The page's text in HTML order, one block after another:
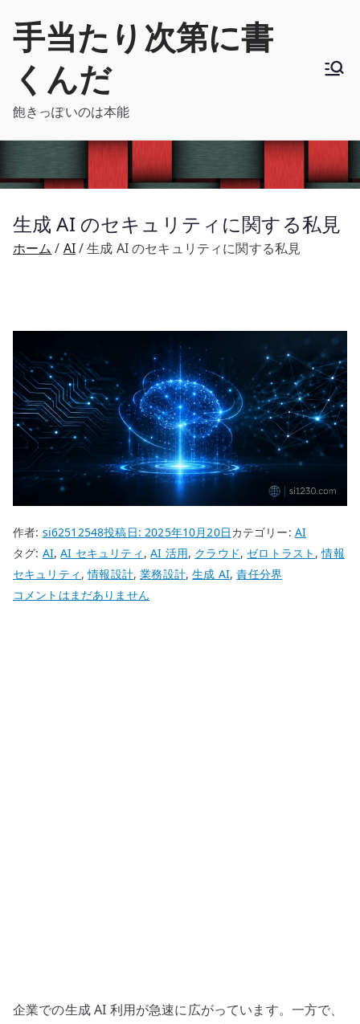
手当たり次第に書
くんだ
飽きっぽいのは本能
生成 AI のセキュリティに関する私見
ホーム AI 生成 AI のセキュリティに関する私見
作者: si62512548投稿日:2025年10月20日カテゴリー: AI
タグ: AI,AI セキュリティ ,AI 活用, クラウド, ゼロトラスト ,情報
セキュリティ ,情報設計,業務設計,生成 AI,責任分界
生
コメントはまだありません
企業での生成 AI 利用が急速に広がっています。一方で、